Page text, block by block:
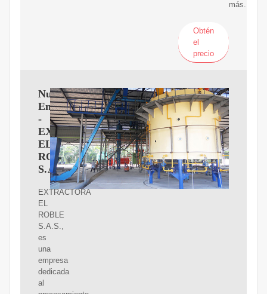
más.
Obtén
el
precio
Nuestra
Empresa
-
EXTRACTORA
EL
ROBLE
S.A.S
EXTRACTORA
EL
ROBLE
S.A.S.,
es
una
empresa
dedicada
al